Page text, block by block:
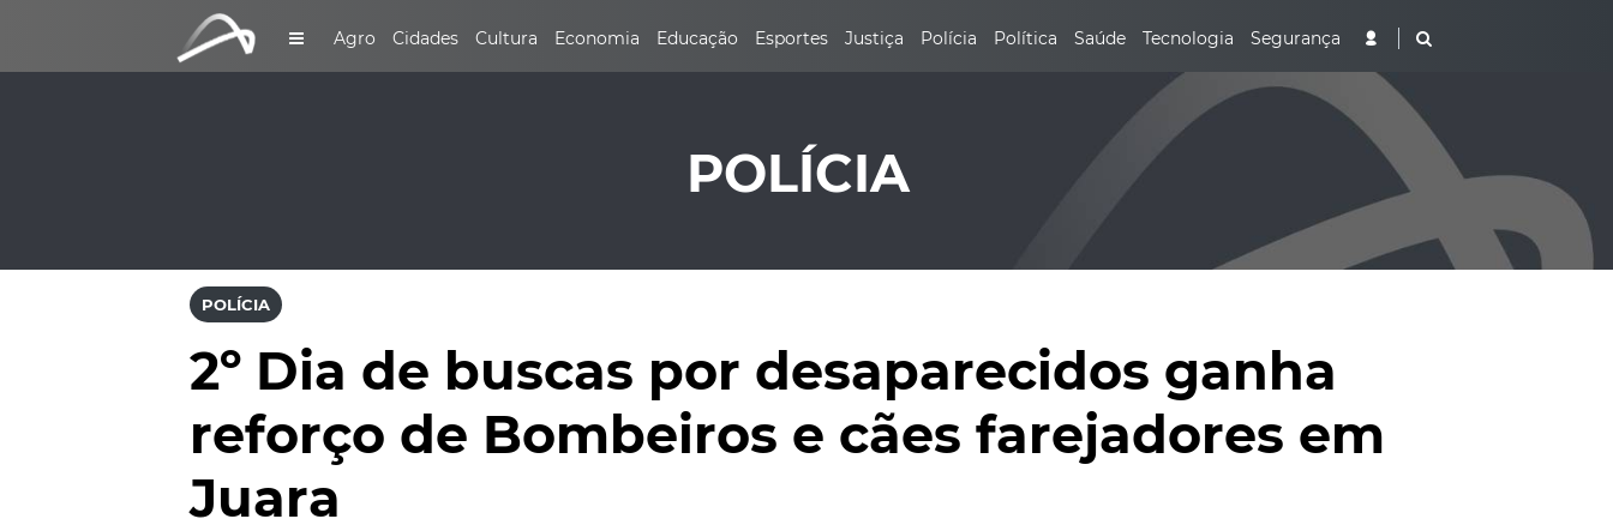
Agro Cidades Cultura Economia Educação Esportes Justiça Polícia Política Saúde Tecnologia Segurança
POLÍCIA
POLÍCIA
2º Dia de buscas por desaparecidos ganha
reforço de Bombeiros e cães farejadores em
Juara